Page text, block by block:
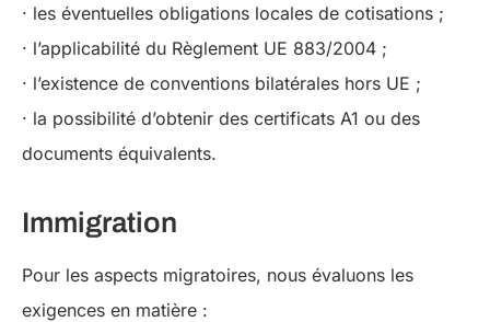
· les éventuelles obligations locales de cotisations ;
· l’applicabilité du Règlement UE 883/2004 ;
· l’existence de conventions bilatérales hors UE ;
· la possibilité d’obtenir des certificats A1 ou des
documents équivalents.
Immigration
Pour les aspects migratoires, nous évaluons les
exigences en matière :